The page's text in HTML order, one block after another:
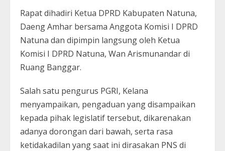
Rapat dihadiri Ketua DPRD Kabupaten Natuna,
Daeng Amhar bersama Anggota Komisi I DPRD
Natuna dan dipimpin langsung oleh Ketua
Komisi I DPRD Natuna, Wan Arismunandar di
Ruang Banggar.
Salah satu pengurus PGRI, Kelana
menyampaikan, pengaduan yang disampaikan
kepada pihak legislatif tersebut, dikarenakan
adanya dorongan dari bawah, serta rasa
ketidakadilan yang saat ini dirasakan PNS di